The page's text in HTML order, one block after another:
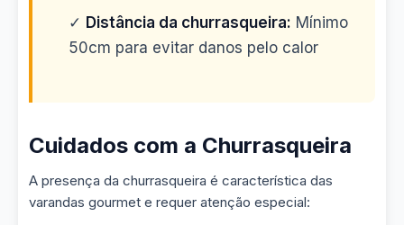
✓ Distância da churrasqueira: Mínimo
50cm para evitar danos pelo calor
Cuidados com a Churrasqueira
A presença da churrasqueira é característica das
varandas gourmet e requer atenção especial: